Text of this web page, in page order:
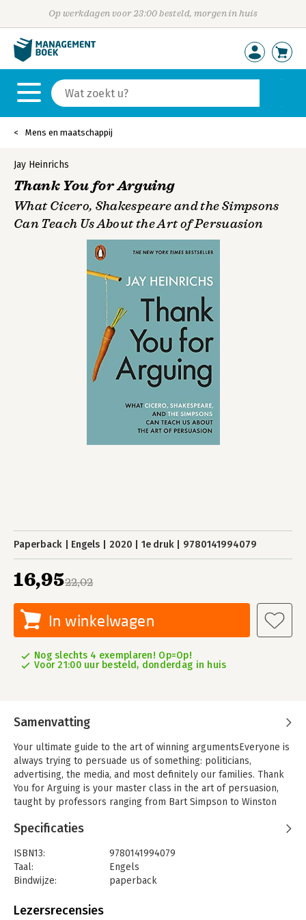
Op werkdagen voor 23:00 besteld, morgen in huis
Mens en maatschappij
Jay Heinrichs
Thank You for Arguing
What Cicero, Shakespeare and the Simpsons
Can Teach Us About the Art of Persuasion
Paperback Engels 2020 1e druk 9780141994079
22,02
16,95
In winkelwagen
Nog slechts 4 exemplaren! Op=Op!
Voor 21:00 uur besteld, donderdag in huis
Samenvatting
Your ultimate guide to the art of winning argumentsEveryone is
always trying to persuade us of something: politicians,
advertising, the media, and most definitely our families. Thank
You for Arguing is your master class in the art of persuasion,
taught by professors ranging from Bart Simpson to Winston
With all the wisdom of the ages, from classical oratory to
contemporary politics and pop-culture, Thank You For Arguing
shows you how to win more than your fair share of arguments,
as well as:
argumentative partners
Specificaties
ISBN13:
9780141994079
Taal:
Engels
Bindwijze:
paperback
Uitgever:
Lezersrecensies